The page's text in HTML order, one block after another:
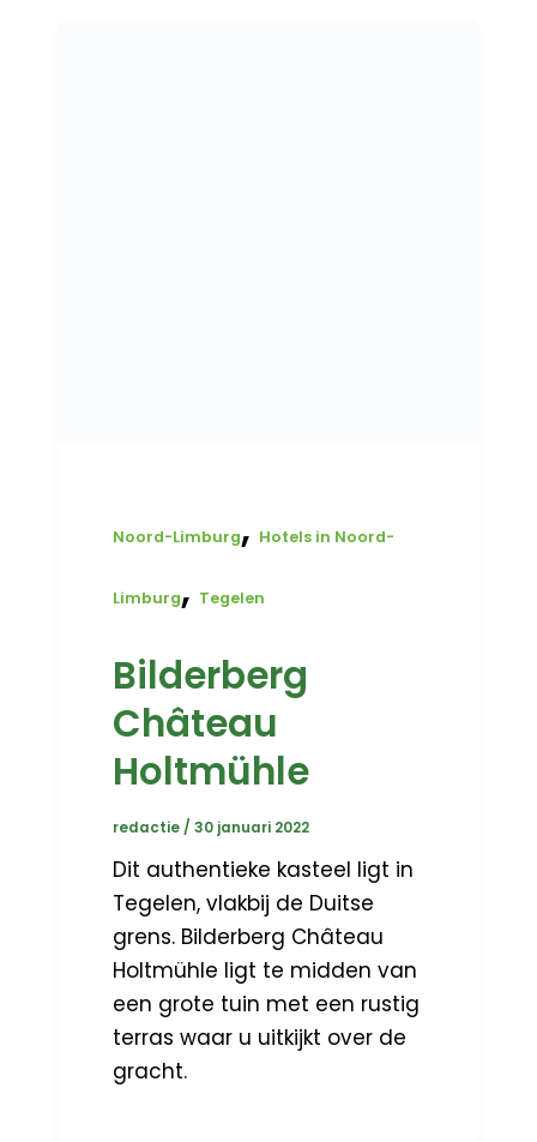
Noord-Limburg, Hotels in Noord-
Limburg, Tegelen
Bilderberg
Château
Holtmühle
redactie /30 januari 2022
Dit authentieke kasteel ligt in
Tegelen, vlakbij de Duitse
grens. Bilderberg Château
Holtmühle ligt te midden van
een grote tuin met een rustig
terras waar u uitkijkt over de
gracht.